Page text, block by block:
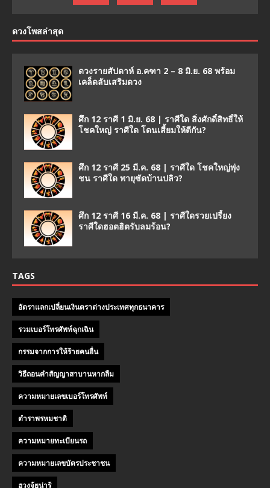
ดวงโพสล่าสุด
ดวงรายสัปดาห์ อ.คฑา 2 – 8 มิ.ย. 68 พร้อม
เคล็ดลับเสริมดวง
ศึก 12 ราศี 1 มิ.ย. 68 | ราศีใด สิ่งศักดิ์สิทธิ์ให้
โชคใหญ่ ราศีใด โดนเสี้ยมให้ตีกัน?
ศึก 12 ราศี 25 มี.ค. 68 | ราศีใด โชคใหญ่พุ่ง
ชน ราศีใด พายุซัดบ้านปลิว?
ศึก 12 ราศี 16 มี.ค. 68 | ราศีใดรวยเปรี้ยง
ราศีใดฮอตฮิตรับลมร้อน?
TAGS
อัตราแลกเปลี่ยนเงินตราต่างประเทศทุกธนาคาร
รวมเบอร์โทรศัพท์ฉุกเฉิน
กรรมจากการให้ร้ายคนอื่น
วิธีถอนคําสัญญาสาบานหากลืม
ความหมายเลขเบอร์โทรศัพท์
ตำราพรหมชาติ
ความหมายทะเบียนรถ
ความหมายเลขบัตรประชาชน
ฮวงจุ้ยน่ารู้